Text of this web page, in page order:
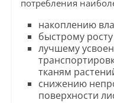
потребления
накоплению
быстрому
лучшему
тканям
снижению
поверхности